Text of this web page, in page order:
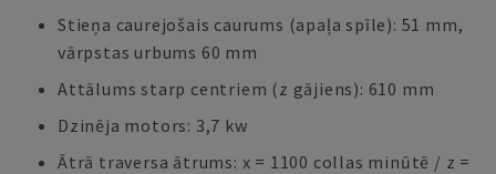
Stieņa caurejošais caurums (apaļa spīle): 51 mm,
vārpstas urbums 60 mm
Attālums starp centriem (z gājiens): 610 mm
Dzinēja motors: 3,7 kw
Ātrā traversa ātrums: x = 1100 collas minūtē / z =